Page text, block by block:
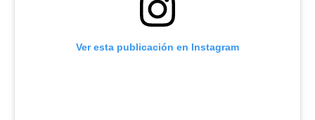
Ver esta publicación en Instagram